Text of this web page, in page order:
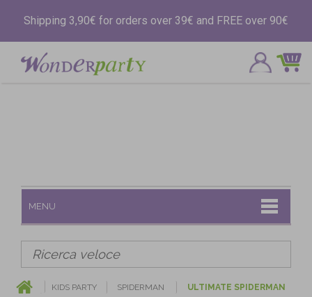
Shipping 3,90€ for orders over 39€ and FREE over 90€
MENU
KIDS PARTY SPIDERMAN
ULTIMATE SPIDERMAN